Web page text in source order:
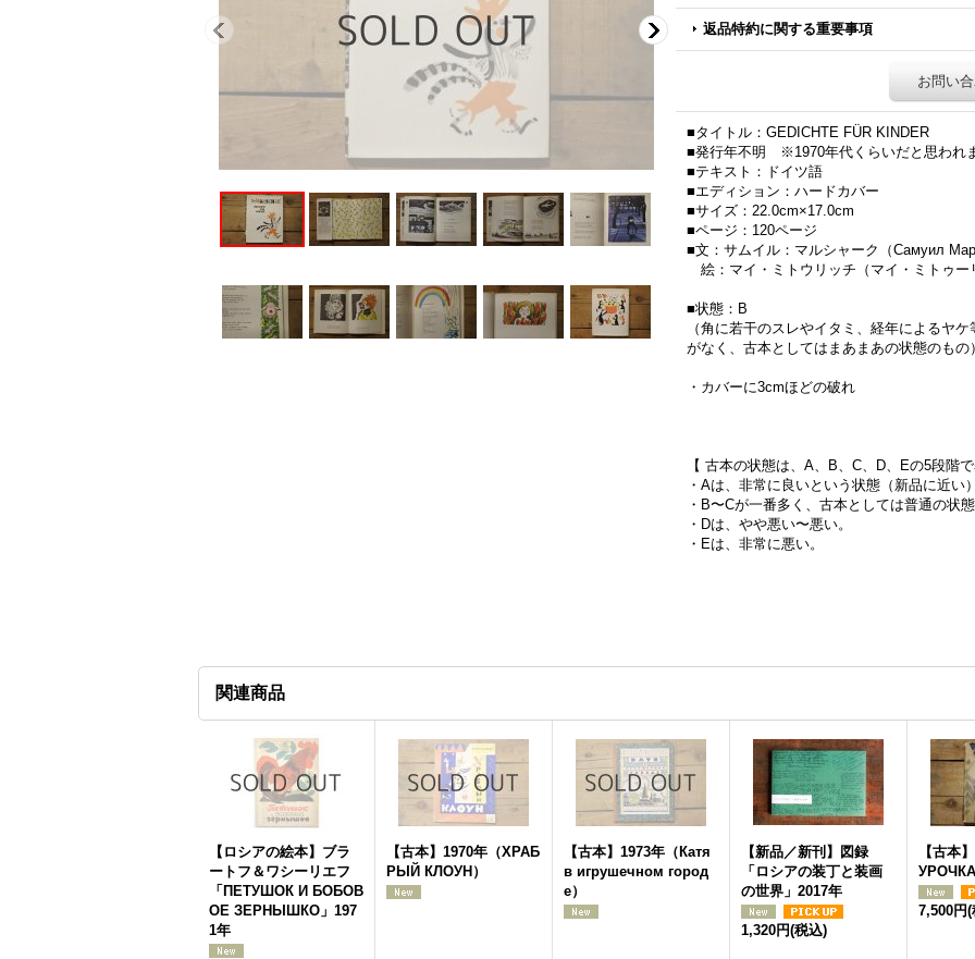
返品特約に関する重要事項
お問い
■タイトル：GEDICHTE FÜR KINDER
■発行年不明 ※1970年代くらいだと思われ
■テキスト：ドイツ語
■エディション：ハードカバー
■サイズ：22.0cm×17.0cm
■ページ：120ページ
■文：サムイル：マルシャーク（Самуил
絵：マイ・ミトウリッチ（マイ・ミトゥー
■状態：B
（角に若干のスレやイタミ、経年によるヤ
がなく、古本としてはまあまあの状態のもの）
・カバーに3cmほどの破れ
【 古本の状態は、A、B、C、D、Eの5段階
・Aは、非常に良いという状態（新品に近い
・B〜Cが一番多く、古本としては普通の状態
・Dは、やや悪い〜悪い。
・Eは、非常に悪い。
関連商品
【ロシアの絵本】ブラ
ートフ＆ワシーリエフ
「ПЕТУШОК И БОБОВ
ОЕ ЗЕРНЫШКО」197
1年
【古本】1970年（ХРАБ
РЫЙ КЛОУН）
【古本】1973年（Катя
в игрушечном город
е）
【新品／新刊】図録
「ロシアの装丁と装画
の世界」2017年
1,320円(税込)
【古本
УРОЧКА
7,500円(